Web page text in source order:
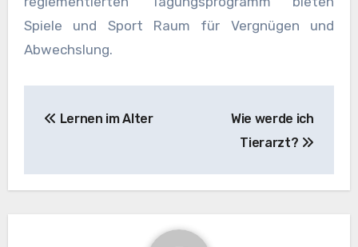
Spiele und Sport Raum für Vergnügen und
Abwechslung.
Lernen im Alter
Wie werde ich
Tierarzt?